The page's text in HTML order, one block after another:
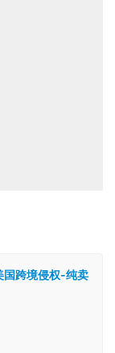
跨境侵权-纯卖